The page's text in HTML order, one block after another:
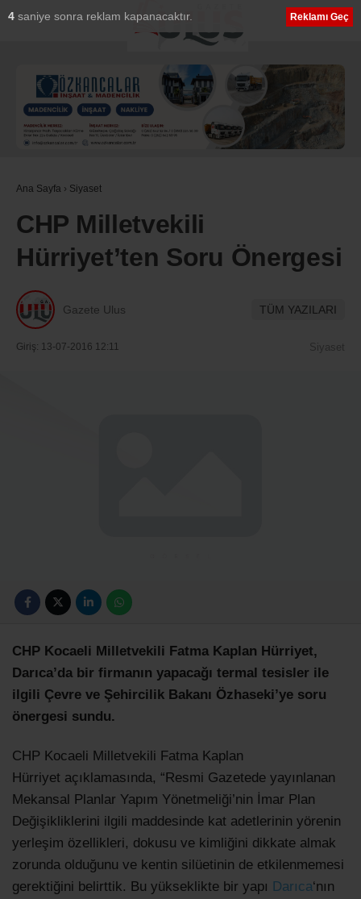
Ana Sayfa › Siyaset
CHP Milletvekili
Hürriyet’ten Soru Önergesi
Gazete Ulus TÜM YAZILARI
Giriş: 13-07-2016 12:11 Siyaset
CHP Kocaeli Milletvekili Fatma Kaplan Hürriyet,
Darıca’da bir firmanın yapacağı termal tesisler ile
ilgili Çevre ve Şehircilik Bakanı Özhaseki’ye soru
önergesi sundu.
CHP Kocaeli Milletvekili Fatma Kaplan
Hürriyet açıklamasında, “Resmi Gazetede yayınlanan
Mekansal Planlar Yapım Yönetmeliği’nin İmar Plan
Değişikliklerini ilgili maddesinde kat adetlerinin yörenin
yerleşim özellikleri, dokusu ve kimliğini dikkate almak
zorunda olduğunu ve kentin silüetinin de etkilenmemesi
gerektiğini belirttik. Bu yükseklikte bir yapı Darıca‘nın
3 saniye sonra reklam kapanacaktır. Reklamı Geç